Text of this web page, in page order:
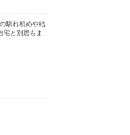
馴れ初めや結
宅と別居もま